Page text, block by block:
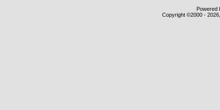
Powered
Copyright ©2000 -